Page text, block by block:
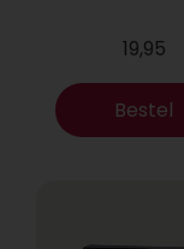
19,95
Bestel